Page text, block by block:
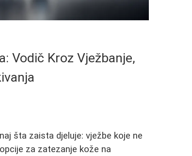
Vodič Kroz Vježbanje,
šta zaista djeluje: vježbe koje ne
za zatezanje kože na